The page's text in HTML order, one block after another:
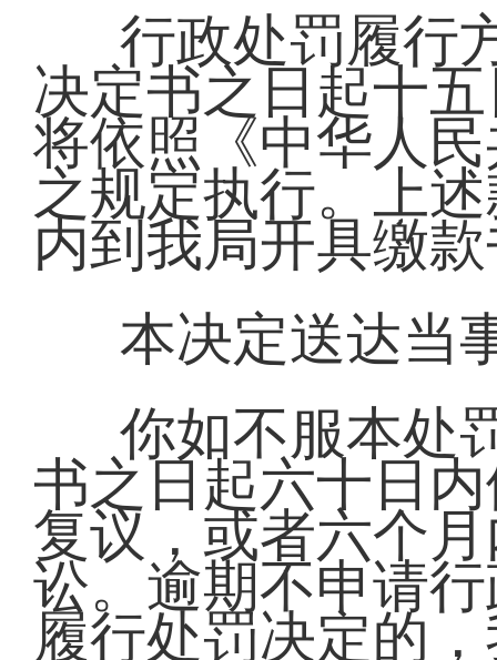
行政处罚履行
决定书之日起十
将依照《中华人
之规定执行。上
内到我局开具缴
本决定送达当
你如不服本处
书之日起六十日
复议，或者六个
讼。逾期不申请
履行处罚决定的